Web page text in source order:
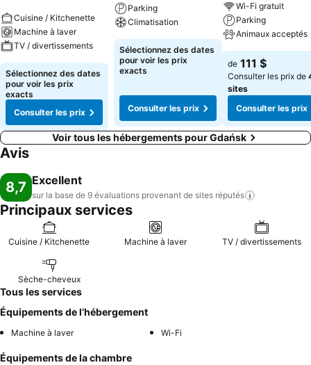
Cuisine / Kitchenette
Machine à laver
TV / divertissements
Sélectionnez des dates
pour voir les prix
exacts
Consulter les prix
Parking
Climatisation
Sélectionnez des dates
pour voir les prix
exacts
Consulter les prix
Wi-Fi gratuit
Parking
Animaux acceptés
de 111 $
Consulter les prix de
sites
Consulter les prix
Voir tous les hébergements pour Gdańsk
Avis
8,7 Excellent
sur la base de 9 évaluations provenant de sites réputés
Principaux services
Cuisine / Kitchenette Machine à laver TV / divertissements
Sèche-cheveux
Tous les services
Équipements de l’hébergement
Machine à laver Wi-Fi
Équipements de la chambre